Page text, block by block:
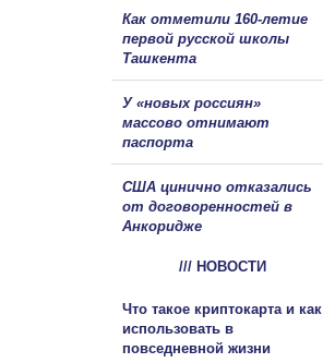
Как отметили 160-летие
первой русской школы
Ташкента
У «новых россиян»
массово отнимают
паспорта
США цинично отказались
от договоренностей в
Анкоридже
/// НОВОСТИ
Что такое криптокарта и как
использовать в
повседневной жизни